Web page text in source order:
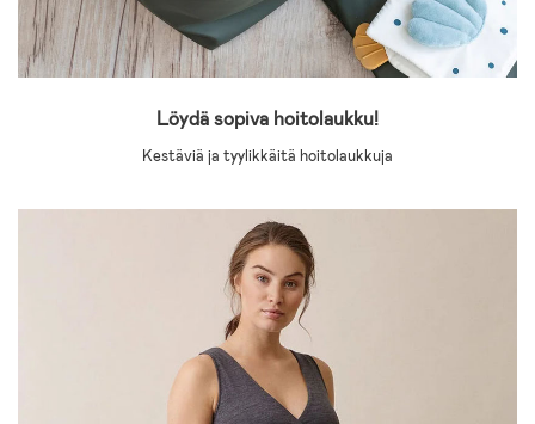
Löydä sopiva hoitolaukku!
Kestäviä ja tyylikkäitä hoitolaukkuja